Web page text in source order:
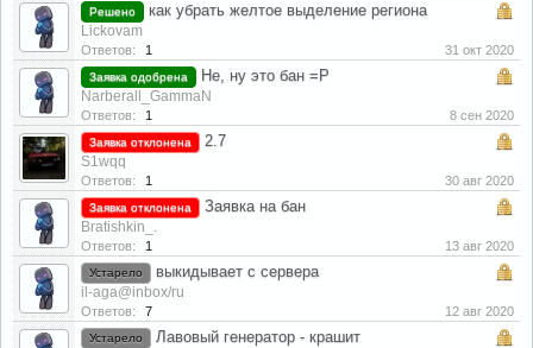
Решено как убрать желтое выделение региона
Lickovam
Ответов: 1 31 окт 2020
Заявка одобрена Не, ну это бан =Р
Narberall_GammaN
Ответов: 1 8 сен 2020
Заявка отклонена 2.7
S1wqq
Ответов: 1 30 авг 2020
Заявка отклонена Заявка на бан
Bratishkin_.
Ответов: 1 13 авг 2020
Устарело выкидывает с сервера
il-aga@inbox/ru
Ответов: 7 12 авг 2020
Устарело Лавовый генератор - крашит